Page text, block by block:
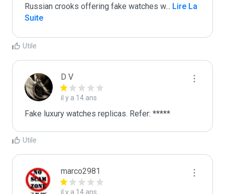
Russian crooks offering fake watches w... Lire La
Suite
Utile
D V
il y a 14 ans
Fake luxury watches replicas. Refer: *****
Utile
marco2981
il y a 14 ans